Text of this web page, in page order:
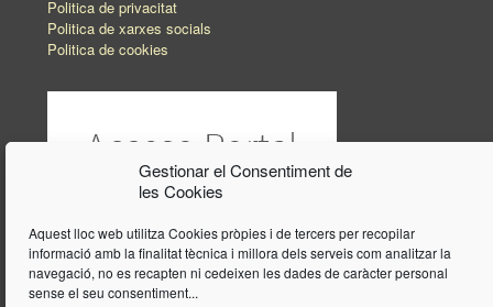
Gestionar el Consentiment de
les Cookies
Aquest lloc web utilitza Cookies pròpies i de tercers per recopilar
informació amb la finalitat tècnica i millora dels serveis com analitzar la
navegació, no es recapten ni cedeixen les dades de caràcter personal
sense el seu consentiment...
Politica de privacitat
Politica de xarxes socials
Politica de cookies